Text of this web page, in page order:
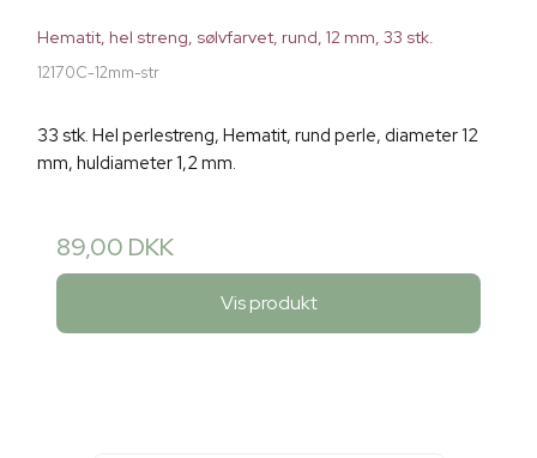
Hematit, hel streng, sølvfarvet, rund, 12 mm, 33 stk.
12170C-12mm-str
33 stk. Hel perlestreng, Hematit, rund perle, diameter 12
mm, huldiameter 1,2 mm.
89,00 DKK
Vis produkt